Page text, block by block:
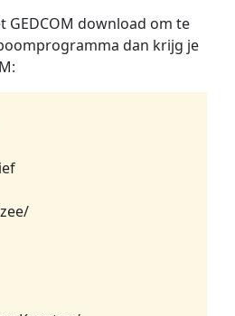
GEDCOM download om te
dan krijg je